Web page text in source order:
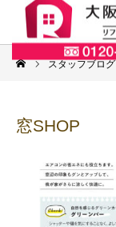
スタッフブログ
窓SHOP